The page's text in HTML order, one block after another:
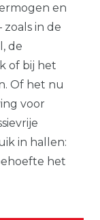
en
in de
de
of bij het
Of het nu
voor
in hallen:
het